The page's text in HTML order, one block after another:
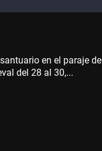
en el paraje de
del 28 al 30,...